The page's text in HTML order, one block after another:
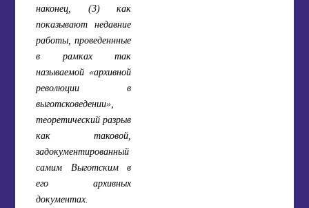
наконец, (3) как
показывают недавние
работы, проведеннные
в рамках так
называемой «архивной
революции в
выготсковедении»,
теоретический разрыв
как таковой,
задокументированный
самим Выготским в
его архивных
документах.